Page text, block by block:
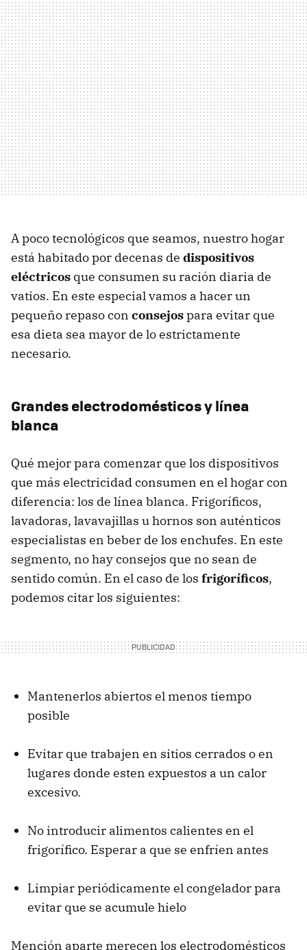
A poco tecnológicos que seamos, nuestro hogar
está habitado por decenas de dispositivos
eléctricos que consumen su ración diaria de
vatios. En este especial vamos a hacer un
pequeño repaso con consejospara evitar que
esa dieta sea mayor de lo estrictamente
necesario.
Grandes electrodomésticos y línea
blanca
Qué mejor para comenzar que los dispositivos
que más electricidad consumen en el hogar con
diferencia: los de línea blanca. Frigoríficos,
lavadoras, lavavajillas u hornos son auténticos
especialistas en beber de los enchufes. En este
segmento, no hay consejos que no sean de
sentido común. En el caso de los frigoríficos,
podemos citar los siguientes:
Mantenerlos abiertos el menos tiempo
posible
Evitar que trabajen en sitios cerrados o en
lugares donde esten expuestos a un calor
excesivo.
No introducir alimentos calientes en el
frigorífico. Esperar a que se enfríen antes
Limpiar periódicamente el congelador para
evitar que se acumule hielo
Mención aparte merecen los electrodomésticos